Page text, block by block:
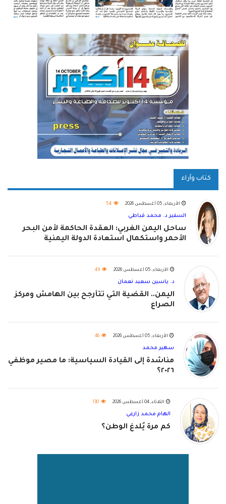
كتاب وآراء
الأربعاء, 05 أغسطس 2026 54
السفير د. محمد قباطي
ساحل اليمن الغربي: العقدة الحاكمة لأمن البحر
الأحمر واستكمال استعادة الدولة اليمنية
الأربعاء, 05 أغسطس 2026 49
د. ياسين سعيد نعمان
اليمن.. القضية التي تتأرجح بين الهامش ومركز
الصراع
الأربعاء, 05 أغسطس 2026 46
سهير محمد
مناشدة إلى القيادة السياسية: ما مصير موظفي
٢٠٢٦؟
الثلاثاء, 04 أغسطس 2026 130
الهام محمد زارعي
كم مرة يُلدغ الوطن؟